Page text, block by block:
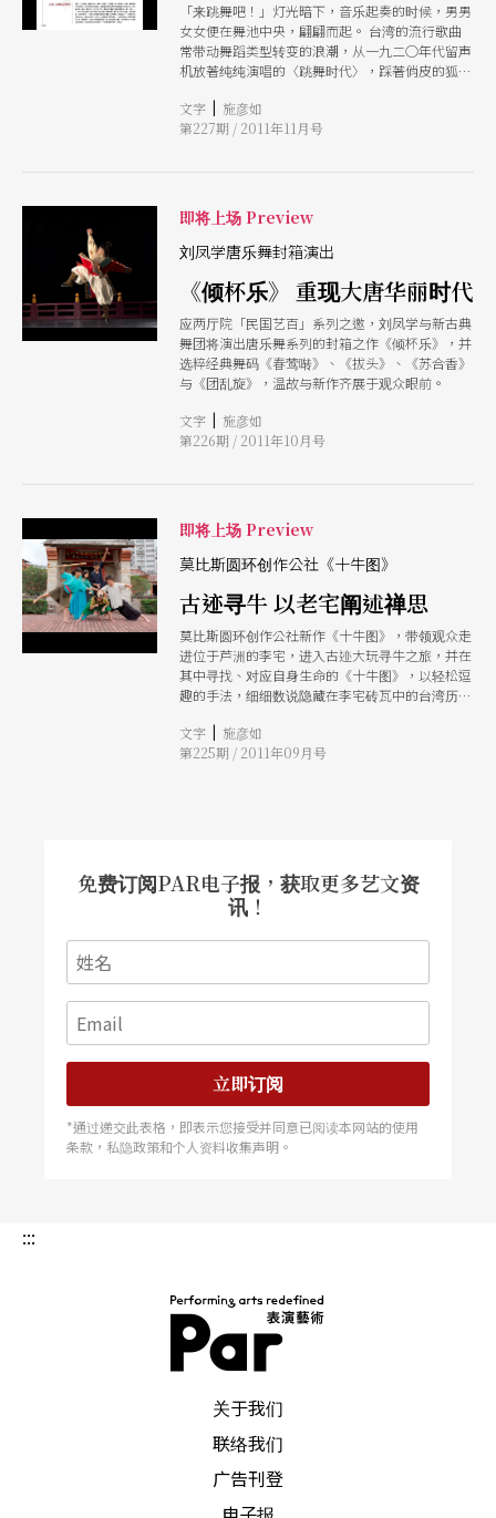
「来跳舞吧！」灯光暗下，音乐起奏的时候，男男
女女便在舞池中央，翩翩而起。 台湾的流行歌曲
常带动舞蹈类型转变的浪潮，从一九二○年代留声
机放著纯纯演唱的〈跳舞时代〉，踩著俏皮的狐步
目的舞台效果、街头舞蹈，与融合体操技巧的现代
舞，每一个时代借由流行歌曲所引发旋风的舞蹈风
说《舞．舞．舞》中这么说，跳舞吧，每一个年轻
岁月的歌曲，也这么说
文字 | 施彦如
第227期 / 2011年11月号
即将上场 Preview
刘凤学唐乐舞封箱演出
《倾杯乐》 重现大唐华丽时代
应两厅院「民国艺百」系列之邀，刘凤学与新古典
舞团将演出唐乐舞系列的封箱之作《倾杯乐》，并
选粹经典舞码《春莺啭》、《拔头》、《苏合香》
与《团乱旋》，温故与新作齐展于观众眼前。
文字 | 施彦如
第226期 / 2011年10月号
即将上场 Preview
莫比斯圆环创作公社《十牛图》
古迹寻牛 以老宅阐述禅思
莫比斯圆环创作公社新作《十牛图》，带领观众走
进位于芦洲的李宅，进入古迹大玩寻牛之旅，并在
其中寻找、对应自身生命的《十牛图》，以轻松逗
趣的手法，细细数说隐藏在李宅砖瓦中的台湾历
文字 | 施彦如
第225期 / 2011年09月号
免费订阅PAR电子报，获取更多艺文资
讯！
立即订阅
*通过递交此表格，即表示您接受并同意已阅读本网站的使用
条款，私隐政策和个人资料收集声明。
:::
关于我们
联络我们
广告刊登